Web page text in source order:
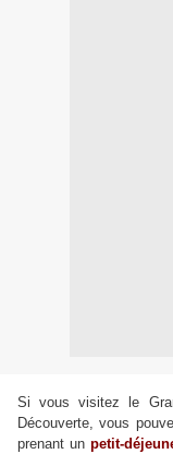
Si vous visitez le
Découverte, vous
prenant un petit-